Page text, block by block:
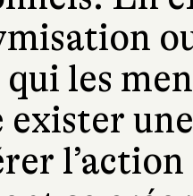
qui les
exister